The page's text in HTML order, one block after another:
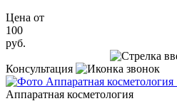
Цена от
100
руб.
Консультация
Аппаратная косметология